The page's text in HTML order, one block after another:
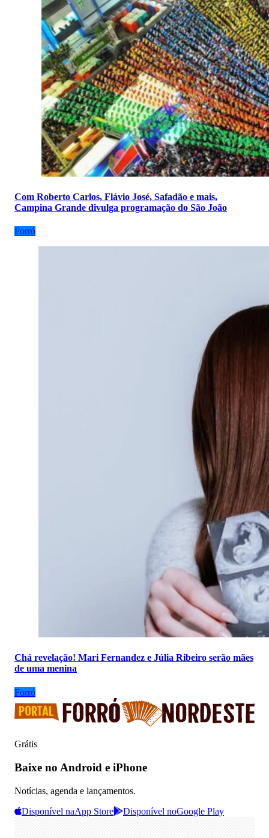
Com Roberto Carlos, Flávio José, Safadão e mais,
Campina Grande divulga programação do São João
Forró
Chá revelação! Mari Fernandez e Júlia Ribeiro serão mães
de uma menina
Forró
Grátis
Baixe no Android e iPhone
Notícias, agenda e lançamentos.
Disponível naApp Store Disponível noGoogle Play